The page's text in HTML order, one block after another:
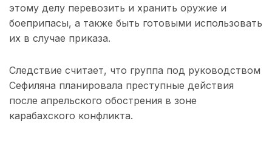
этому делу перевозить и хранить оружие и
боеприпасы, а также быть готовыми использовать
их в случае приказа.
Следствие считает, что группа под руководством
Сефиляна планировала преступные действия
после апрельского обострения в зоне
карабахского конфликта.